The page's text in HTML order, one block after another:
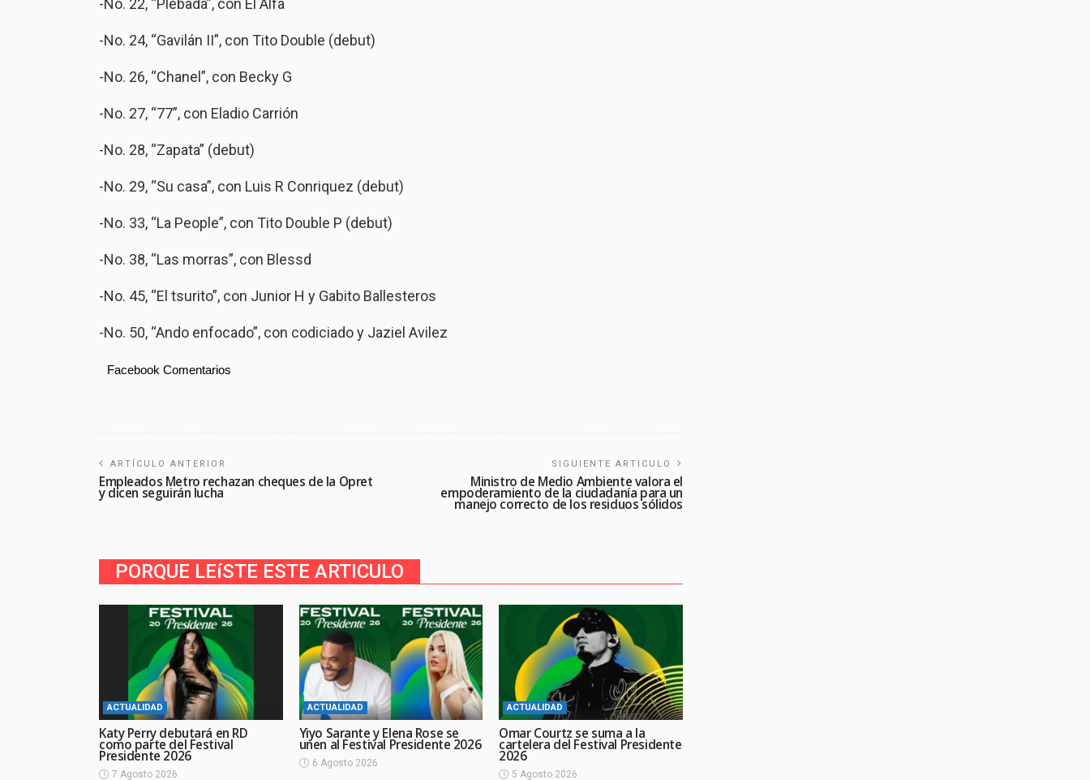
-No. 22, “Plebada”, con El Alfa
-No. 24, “Gavilán II”, con Tito Double (debut)
-No. 26, “Chanel”, con Becky G
-No. 27, “77”, con Eladio Carrión
-No. 28, “Zapata” (debut)
-No. 29, “Su casa”, con Luis R Conriquez (debut)
-No. 33, “La People”, con Tito Double P (debut)
-No. 38, “Las morras”, con Blessd
-No. 45, “El tsurito”, con Junior H y Gabito Ballesteros
-No. 50, “Ando enfocado”, con codiciado y Jaziel Avilez
Facebook Comentarios
ARTÍCULO ANTERIOR
Empleados Metro rechazan cheques de la Opret
y dicen seguirán lucha
SIGUIENTE ARTICULO
Ministro de Medio Ambiente valora el
empoderamiento de la ciudadanía para un
manejo correcto de los residuos sólidos
PORQUE LEíSTE ESTE ARTICULO
ACTUALIDAD
Katy Perry debutará en RD
como parte del Festival
Presidente 2026
7 Agosto 2026
ACTUALIDAD
Yiyo Sarante y Elena Rose se
unen al Festival Presidente 2026
6 Agosto 2026
ACTUALIDAD
Omar Courtz se suma a la
cartelera del Festival Presidente
2026
5 Agosto 2026